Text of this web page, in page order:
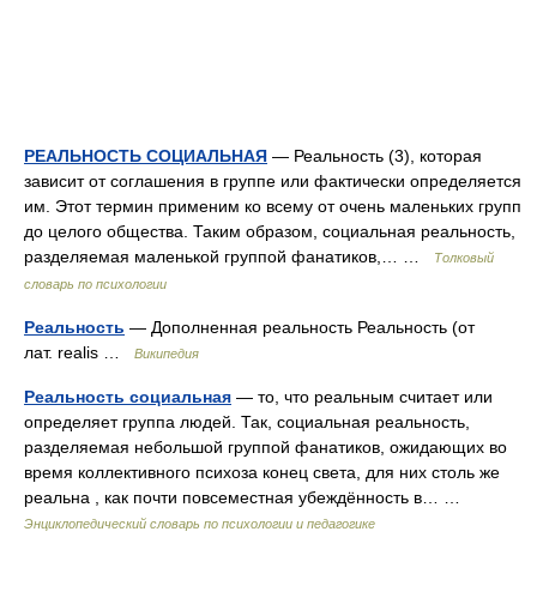
РЕАЛЬНОСТЬ СОЦИАЛЬНАЯ — Реальность (3), которая
зависит от соглашения в группе или фактически определяется
им. Этот термин применим ко всему от очень маленьких групп
до целого общества. Таким образом, социальная реальность,
разделяемая маленькой группой фанатиков,… …
Толковый
словарь по психологии
Реальность — Дополненная реальность Реальность (от
лат. realis …
Википедия
Реальность социальная — то, что реальным считает или
определяет группа людей. Так, социальная реальность,
разделяемая небольшой группой фанатиков, ожидающих во
время коллективного психоза конец света, для них столь же
реальна , как почти повсеместная убеждённость в… …
Энциклопедический словарь по психологии и педагогике